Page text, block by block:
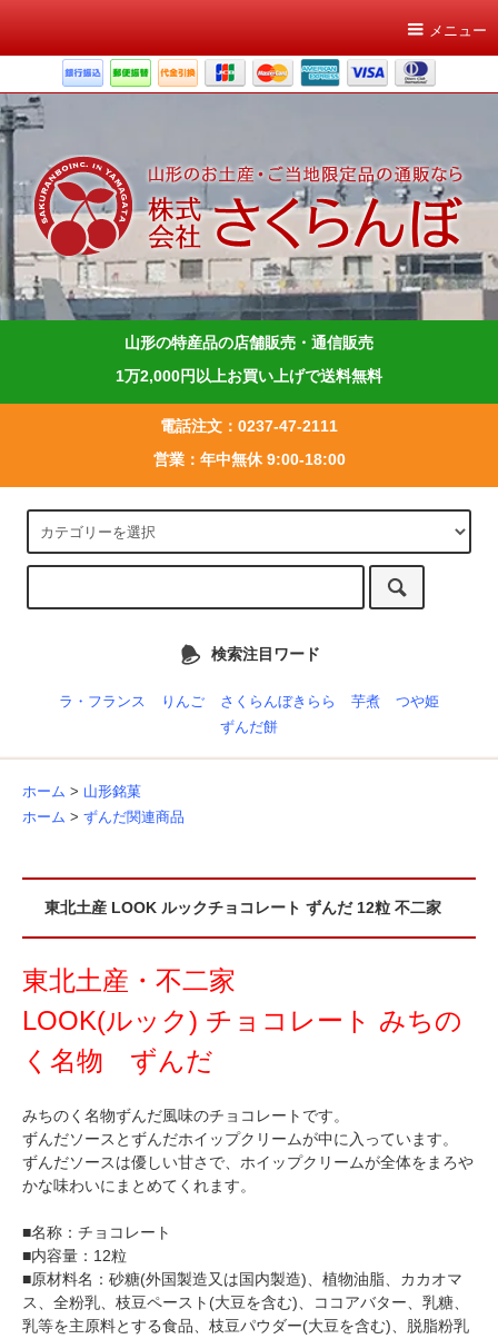
メニュー
山形の特産品の店舗販売・通信販売
1万2,000円以上お買い上げで送料無料
電話注文：0237-47-2111
営業：年中無休 9:00-18:00
検索注目ワード
ラ・フランス りんご さくらんぼきらら 芋煮
つや姫
ずんだ餅
ホーム > 山形銘菓
ホーム > ずんだ関連商品
東北土産 LOOK ルックチョコレート ずんだ 12粒 不二家
東北土産・不二家
LOOK(ルック) チョコレート みちの
く名物 ずんだ
みちのく名物ずんだ風味のチョコレートです。
ずんだソースとずんだホイップクリームが中に入っています。
ずんだソースは優しい甘さで、ホイップクリームが全体をまろや
かな味わいにまとめてくれます。
■名称：チョコレート
■内容量：12粒
■原材料名：砂糖(外国製造又は国内製造)、植物油脂、カカオマ
ス、全粉乳、枝豆ペースト(大豆を含む)、ココアバター、乳糖、
乳等を主原料とする食品、枝豆パウダー(大豆を含む)、脱脂粉乳